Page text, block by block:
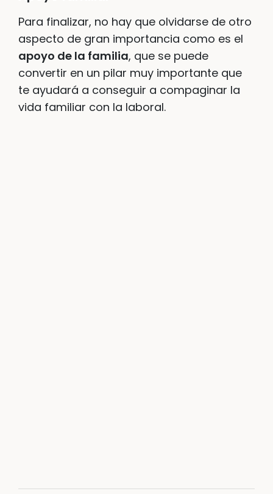
Para finalizar, no hay que olvidarse de otro
aspecto de gran importancia como es el
apoyo de la familia, que se puede
convertir en un pilar muy importante que
te ayudará a conseguir a compaginar la
vida familiar con la laboral.